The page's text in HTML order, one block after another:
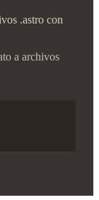
.astro con
a archivos